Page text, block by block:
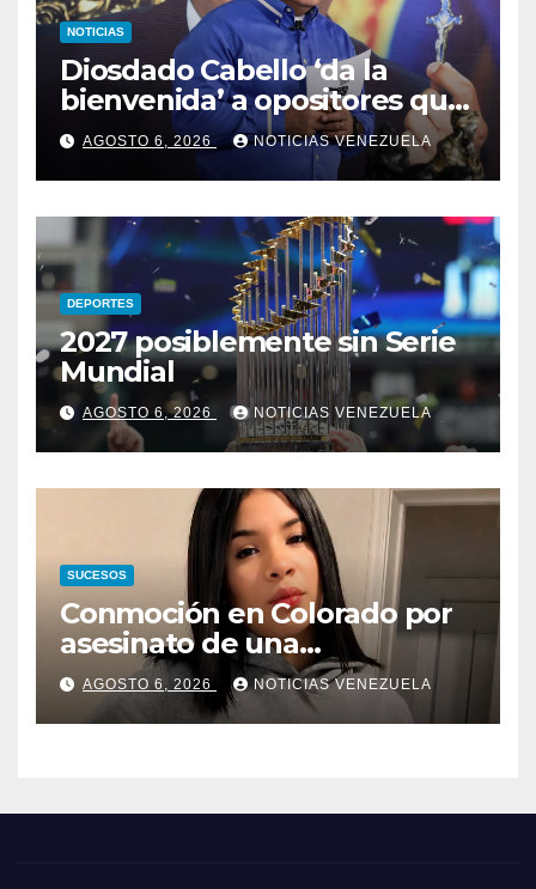
NOTICIAS
Diosdado Cabello ‘da la
bienvenida’ a opositores que
llegaron al país para diálogo
con el gobierno
AGOSTO 6, 2026 NOTICIAS VENEZUELA
DEPORTES
2027 posiblemente sin Serie
Mundial
AGOSTO 6, 2026 NOTICIAS VENEZUELA
SUCESOS
Conmoción en Colorado por
asesinato de una
adolescente venezolana en
reunión con amigos
AGOSTO 6, 2026 NOTICIAS VENEZUELA